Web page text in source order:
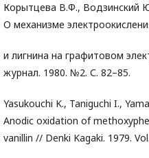
Корытцева В.Ф., Водзинский
О механизме
и лигнина на графитовом
журнал. 1980. №2. С. 82–85.
Yasukouchi K., Taniguchi I.,
Anodic oxidation of
vanillin // Denki Kagaki. 1979.